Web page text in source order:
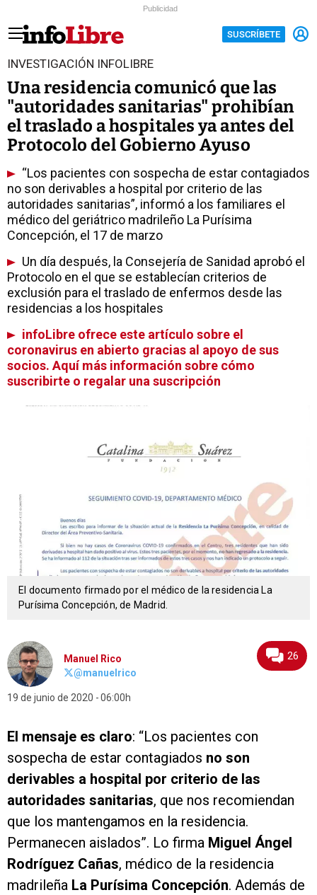
Publicidad
SUSCRÍBETE
INVESTIGACIÓN INFOLIBRE
Una residencia comunicó que las
"autoridades sanitarias" prohibían
el traslado a hospitales ya antes del
Protocolo del Gobierno Ayuso
“Los pacientes con sospecha de estar contagiados
no son derivables a hospital por criterio de las
autoridades sanitarias”, informó a los familiares el
médico del geriátrico madrileño La Purísima
Concepción, el 17 de marzo
Un día después, la Consejería de Sanidad aprobó el
Protocolo en el que se establecían criterios de
exclusión para el traslado de enfermos desde las
residencias a los hospitales
infoLibre ofrece este artículo sobre el
coronavirus en abierto gracias al apoyo de sus
socios. Aquí más información sobre cómo
suscribirte o regalar una suscripción
El documento firmado por el médico de la residencia La
Purísima Concepción, de Madrid.
Manuel Rico
@manuelrico
19 de junio de 2020 06:00h
26
El mensaje es claro: “Los pacientes con
sospecha de estar contagiados no son
derivables a hospital por criterio de las
autoridades sanitarias, que nos recomiendan
que los mantengamos en la residencia.
Permanecen aislados”. Lo firma Miguel Ángel
Rodríguez Cañas, médico de la residencia
madrileña La Purísima Concepción. Además de